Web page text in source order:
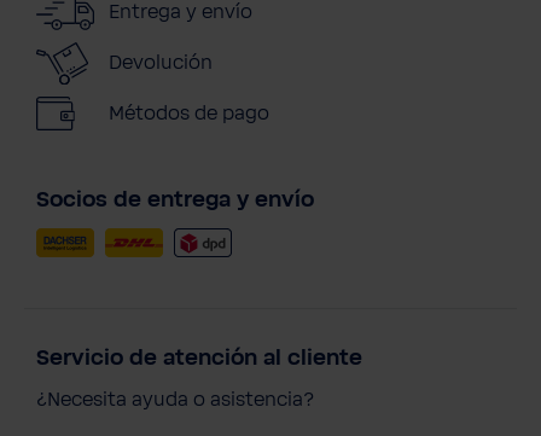
Entrega y envío
Devolución
Métodos de pago
Socios de entrega y envío
Servicio de atención al cliente
¿Necesita ayuda o asistencia?